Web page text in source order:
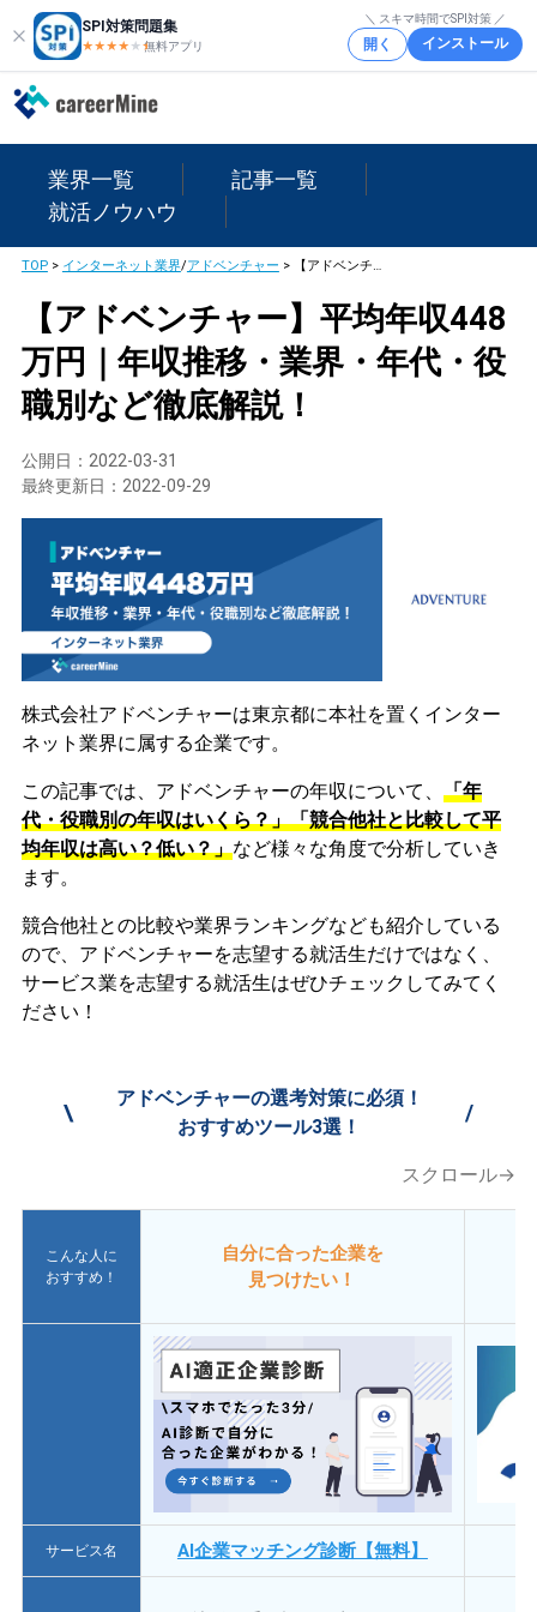
SPI対策問題集
★★★★ ★★
無料アプリ
＼ スキマ時間でSPI対策 ／
開く インストール
業界一覧
記事一覧
就活ノウハウ
TOP> インターネット業界/アドベンチャー > 【アドベンチャー】平均年収448万円｜年収推移・業界・年代・役職別など徹底解説！
【アドベンチャー】平均年収448
万円｜年収推移・業界・年代・役
職別など徹底解説！
公開日： 2022-03-31
最終更新日： 2022-09-29
株式会社アドベンチャーは東京都に本社を置くインター
ネット業界に属する企業です。
この記事では、アドベンチャーの年収について、 「年
代・役職別の年収はいくら？」「競合他社と比較して平
均年収は高い？低い？」など様々な角度で分析していき
ます。
競合他社との比較や業界ランキングなども紹介している
ので、アドベンチャーを志望する就活生だけではなく、
サービス業を志望する就活生はぜひチェックしてみてく
ださい！
\
アドベンチャーの選考対策に必須！
おすすめツール3選！
/
スクロール→
こんな人に
おすすめ！
自分に合った企業を
見つけたい！
サービス名 AI企業マッチング診断【無料】